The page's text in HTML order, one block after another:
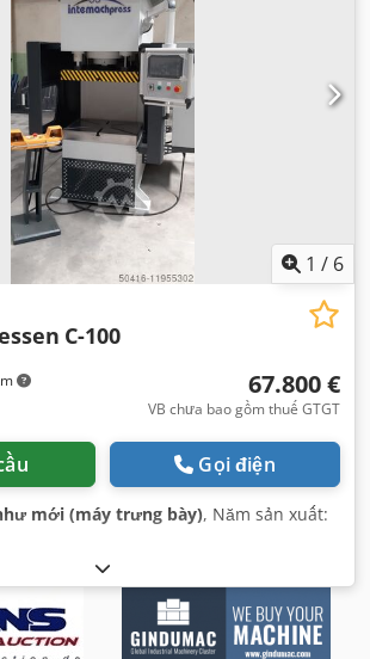
1 / 6
C-100
67.800 €
VB chưa bao gồm thuế GTGT
Gọi điện
mới (máy trưng bày), Năm sản xuất: